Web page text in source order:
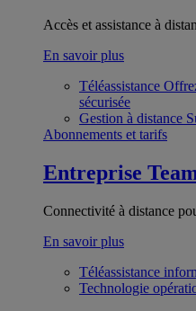
Accès et assistance à
En savoir plus
Téléassistance
sécurisée
Gestion à distance
Abonnements et tarifs
Entreprise
Connectivité à distance
En savoir plus
Téléassistance
Technologie